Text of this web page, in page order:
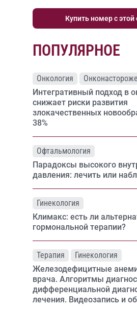
Купить номер с этой
ПОПУЛЯРНОЕ
Онкология
Интегративный подход в
снижает риски развития
злокачественных
38%
Офтальмология
Парадоксы высокого
давления: лечить или
Гинекология
Климакс: есть ли
гормональной терапии?
Терапия
Гинекология
Железодефицитные
врача. Алгоритмы
дифференциальной
лечения. Видеозапись и